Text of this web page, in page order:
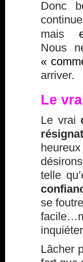
Donc
mais
Nous
«
arriver.
Le
Le vrai
telle
se
Lâcher